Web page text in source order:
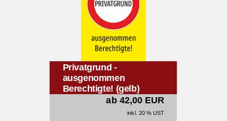
Privatgrund -
ausgenommen
Berechtigte! (gelb)
ab 42,00 EUR
inkl. 20 % UST